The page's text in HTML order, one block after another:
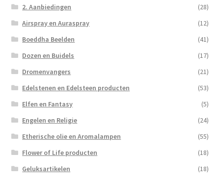
2. Aanbiedingen
(28)
Airspray en Auraspray
(12)
Boeddha Beelden
(41)
Dozen en Buidels
(17)
Dromenvangers
(21)
Edelstenen en Edelsteen producten
(53)
Elfen en Fantasy
(5)
Engelen en Religie
(24)
Etherische olie en Aromalampen
(55)
Flower of Life producten
(18)
Geluksartikelen
(18)